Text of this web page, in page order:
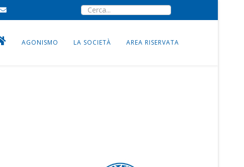
AGONISMO LA SOCIETÀ AREA RISERVATA